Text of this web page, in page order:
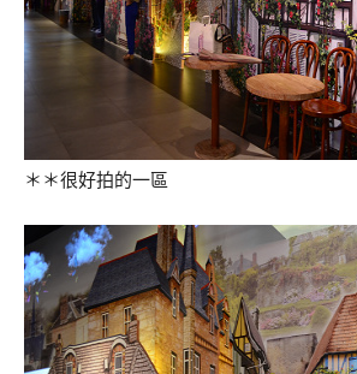
＊＊很好拍的一區